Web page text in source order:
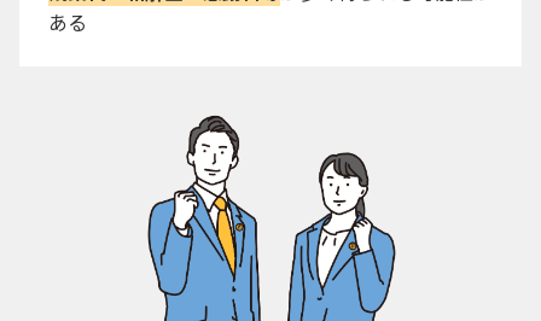
ある